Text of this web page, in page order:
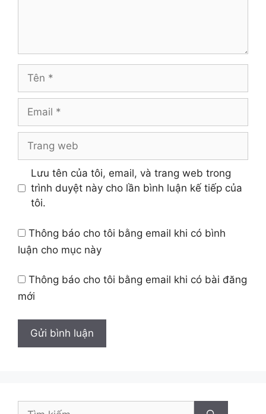
Tên
Email
Trang
Lưu tên của tôi, email, và trang web trong
trình duyệt này cho lần bình luận kế tiếp của
tôi.
Thông báo cho tôi bằng email khi có bình
luận cho mục này
Thông báo cho tôi bằng email khi có bài đăng
mới
Tìm